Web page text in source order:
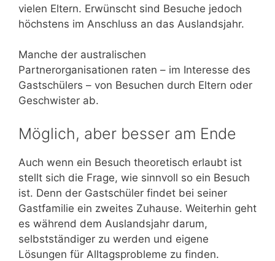
vielen Eltern. Erwünscht sind Besuche jedoch
höchstens im Anschluss an das Auslandsjahr.
Manche der australischen
Partnerorganisationen raten – im Interesse des
Gastschülers – von Besuchen durch Eltern oder
Geschwister ab.
Möglich, aber besser am Ende
Auch wenn ein Besuch theoretisch erlaubt ist
stellt sich die Frage, wie sinnvoll so ein Besuch
ist. Denn der Gastschüler findet bei seiner
Gastfamilie ein zweites Zuhause. Weiterhin geht
es während dem Auslandsjahr darum,
selbstständiger zu werden und eigene
Lösungen für Alltagsprobleme zu finden.